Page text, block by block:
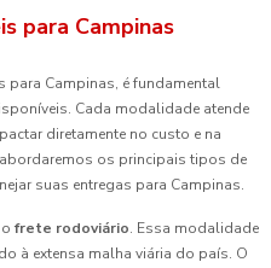
para Campinas
para Campinas, é fundamental
Cada modalidade atende
diretamente no custo e na
os principais tipos de
suas entregas para Campinas.
frete rodoviário. Essa modalidade
à extensa malha viária do país. O